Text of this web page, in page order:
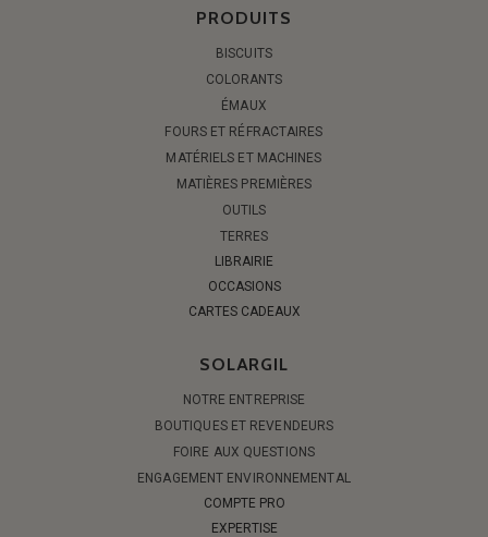
PRODUITS
BISCUITS
COLORANTS
ÉMAUX
FOURS ET RÉFRACTAIRES
MATÉRIELS ET MACHINES
MATIÈRES PREMIÈRES
OUTILS
TERRES
LIBRAIRIE
OCCASIONS
CARTES CADEAUX
SOLARGIL
NOTRE ENTREPRISE
BOUTIQUES ET REVENDEURS
FOIRE AUX QUESTIONS
ENGAGEMENT ENVIRONNEMENTAL
COMPTE PRO
EXPERTISE